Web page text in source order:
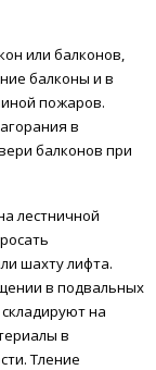
или балконов,
балконы и в
пожаров.
в
балконов при
лестничной
шахту лифта.
в подвальных
на
в
Тление